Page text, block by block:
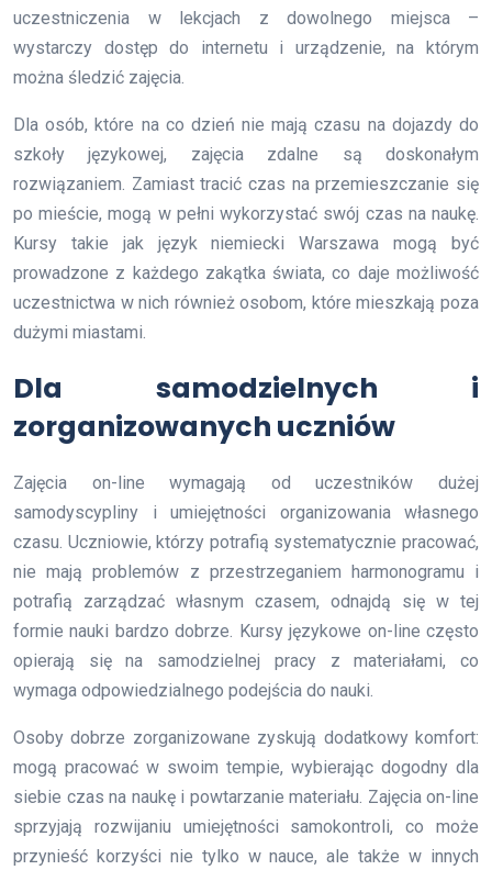
uczestniczenia w lekcjach z dowolnego miejsca –
wystarczy dostęp do internetu i urządzenie, na którym
można śledzić zajęcia.
Dla osób, które na co dzień nie mają czasu na dojazdy do
szkoły językowej, zajęcia zdalne są doskonałym
rozwiązaniem. Zamiast tracić czas na przemieszczanie się
po mieście, mogą w pełni wykorzystać swój czas na naukę.
Kursy takie jak język niemiecki Warszawa mogą być
prowadzone z każdego zakątka świata, co daje możliwość
uczestnictwa w nich również osobom, które mieszkają poza
dużymi miastami.
Dla samodzielnych i
zorganizowanych uczniów
Zajęcia on-line wymagają od uczestników dużej
samodyscypliny i umiejętności organizowania własnego
czasu. Uczniowie, którzy potrafią systematycznie pracować,
nie mają problemów z przestrzeganiem harmonogramu i
potrafią zarządzać własnym czasem, odnajdą się w tej
formie nauki bardzo dobrze. Kursy językowe on-line często
opierają się na samodzielnej pracy z materiałami, co
wymaga odpowiedzialnego podejścia do nauki.
Osoby dobrze zorganizowane zyskują dodatkowy komfort:
mogą pracować w swoim tempie, wybierając dogodny dla
siebie czas na naukę i powtarzanie materiału. Zajęcia on-line
sprzyjają rozwijaniu umiejętności samokontroli, co może
przynieść korzyści nie tylko w nauce, ale także w innych